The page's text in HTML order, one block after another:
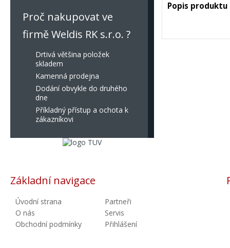
Proč nakupovat ve
firmě Weldis RK s.r.o. ?
Drtivá většina položek
skladem
Kamenná prodejna
Dodání obvykle do druhého
dne
Příkladný přístup a ochota k
zákazníkovi
Popis produktu
Základní navigace
Úvodní strana
O nás
Obchodní podmínky
Partneři
Servis
Přihlášení